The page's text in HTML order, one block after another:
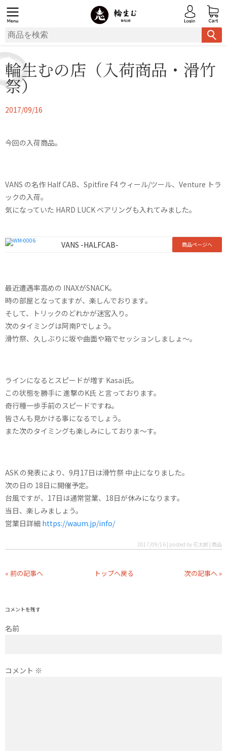
輪生むの店（入荷商品・滑竹
祭）
2017/09/16
今回の入荷商品。
VANS の名作 Half CAB、Spitfire F4 ウィール/ツール、Venture トラ
ックの入荷。
気になっていた HARD LUCK ベアリングも入れてみました。
VANS -HALFCAB- 商品ページへ
最近遭遇率高めの INAXがSNACK。
時の部屋となってますが、楽しんでおります。
そして、トリックのどれかが迷宮入り。
次のタイミングは阿南Pでしょう。
滑竹祭、久しぶりに坂や曲面や箱でセッションしましょ〜。
ラインになるとスピードが増す Kasai氏。
この状態を勝手に 進撃のK氏 と言っております。
奇行種一歩手前のスピードですね。
皆さんも見かける事になるでしょう。
また次のタイミングも楽しみにしておりま〜す。
ASK の発表により、9月17日は滑竹祭 中止になりました。
次の日の 18日に開催予定。
台風ですが、17日は通常営業、18日が休みになります。
当日、楽しみましょう。
営業日詳細 https://waum.jp/info/
2017/09/16 | posted by 花太郎 | 商品
« 前の記事へ トップへ戻る 次の記事へ »
コメントを残す
名前
コメント ※